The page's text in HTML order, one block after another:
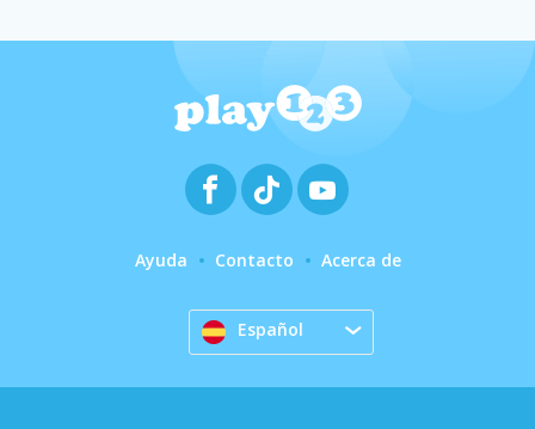
Ayuda Contacto Acerca de
Español